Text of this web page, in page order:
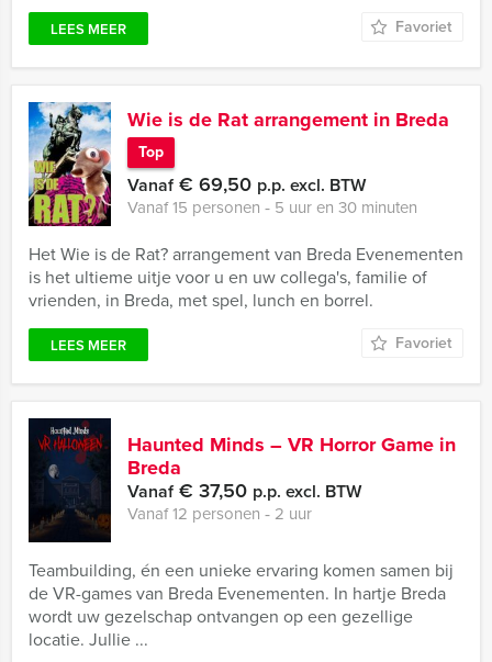
LEES MEER Favoriet
Wie is de Rat arrangement in Breda
Top
Vanaf€ 69,50 p.p. excl. BTW
Vanaf 15 personen ‐ 5 uur en 30 minuten
Het Wie is de Rat? arrangement van Breda Evenementen
is het ultieme uitje voor u en uw collega's, familie of
vrienden, in Breda, met spel, lunch en borrel.
LEES MEER Favoriet
Haunted Minds – VR Horror Game in
Breda
Vanaf€ 37,50 p.p. excl. BTW
Vanaf 12 personen ‐ 2 uur
Teambuilding, én een unieke ervaring komen samen bij
de VR-games van Breda Evenementen. In hartje Breda
wordt uw gezelschap ontvangen op een gezellige
locatie. Jullie ...